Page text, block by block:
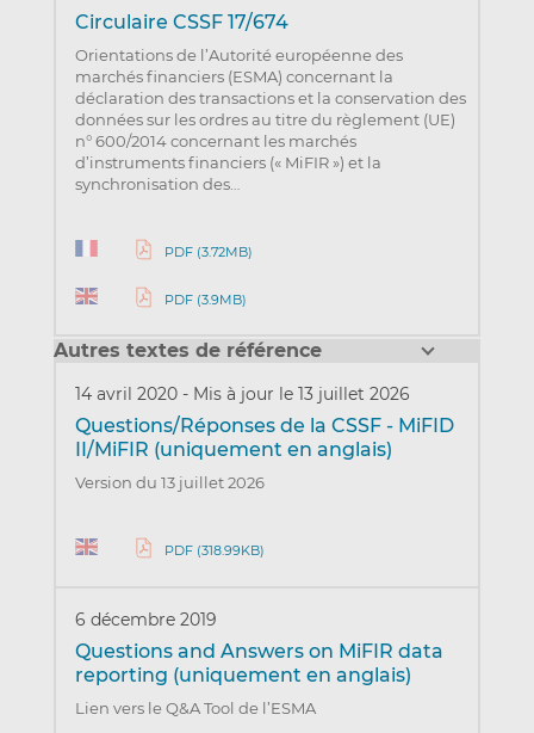
Circulaire CSSF 17/674
Orientations de l’Autorité européenne des
marchés financiers (ESMA) concernant la
déclaration des transactions et la conservation des
données sur les ordres au titre du règlement (UE)
n° 600/2014 concernant les marchés
d’instruments financiers (« MiFIR ») et la
synchronisation des…
PDF (3.72MB)
PDF (3.9MB)
Autres textes de référence
14 avril 2020 - Mis à jour le 13 juillet 2026
Questions/Réponses de la CSSF - MiFID
II/MiFIR (uniquement en anglais)
Version du 13 juillet 2026
PDF (318.99KB)
6 décembre 2019
Questions and Answers on MiFIR data
reporting (uniquement en anglais)
Lien vers le Q&A Tool de l’ESMA